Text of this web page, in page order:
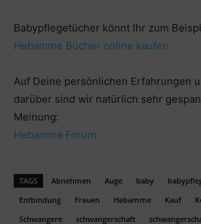
Babypflegetücher könnt Ihr zum
Hebamme Bücher online kaufen
Auf Deine persönlichen Erfahrungen
darüber sind wir natürlich sehr
Meinung:
Hebamme Forum
TAGS Abnehmen Auge baby
Entbindung
Frauen Hebamme Kauf
Schwangere
schwangerschaft